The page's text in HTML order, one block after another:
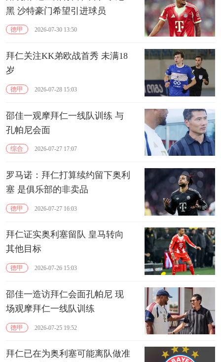
黑 沙特豪门希望引进球员
德甲 2026-07-30 13:50
拜仁关注KK弟欧战首秀 未满18
岁
德甲 2026-07-28 15:03
邵佳一观摩拜仁一线队训练 与
孔帕尼会面
综合 2026-07-27 17:07
罗马诺：拜仁打算续约留下奥利
塞 是俱乐部的非卖品
德甲 2026-07-27 16:03
拜仁证实奥利塞留队 皇马转向
其他目标
德甲 2026-07-26 15:03
邵佳一造访拜仁会面孔帕尼 现
场观摩拜仁一线队训练
德甲 2026-07-25 19:52
拜仁已在为奥利塞可能离队做准